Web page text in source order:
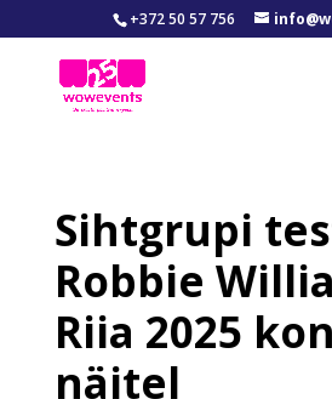
+372 50 57 756
Sihtgrupi
Robbie
Riia 2025
näitel